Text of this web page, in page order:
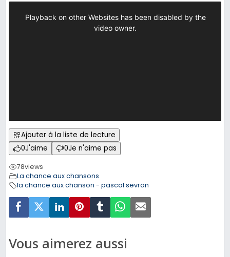
Ajouter à la liste de lecture
0J'aime 0Je n'aime pas
78views
La chance aux chansons
la chance aux chanson - pascal sevran
Vous aimerez aussi